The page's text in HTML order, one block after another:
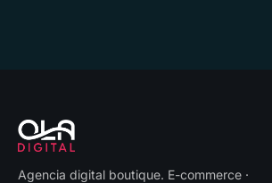
Agencia digital boutique. E-commerce ·